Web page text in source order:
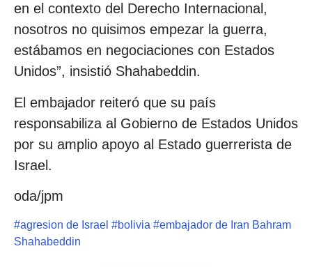
en el contexto del Derecho Internacional,
nosotros no quisimos empezar la guerra,
estábamos en negociaciones con Estados
Unidos”, insistió Shahabeddin.
El embajador reiteró que su país
responsabiliza al Gobierno de Estados Unidos
por su amplio apoyo al Estado guerrerista de
Israel.
oda/jpm
#agresion de Israel #bolivia #embajador de Iran Bahram
Shahabeddin